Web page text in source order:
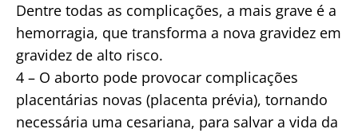
Dentre todas as complicações, a mais grave é a
hemorragia, que transforma a nova gravidez em
gravidez de alto risco.
4 – O aborto pode provocar complicações
placentárias novas (placenta prévia), tornando
necessária uma cesariana, para salvar a vida da